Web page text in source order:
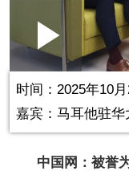
Play
Video
Play 0:00 --:--
时间：2025年10月
嘉宾： 马耳他驻
中国网：被誉